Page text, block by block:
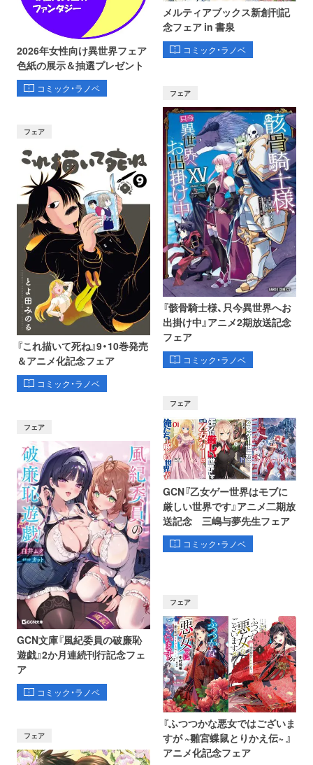
2026年女性向け異世界フェア
色紙の展示＆抽選プレゼント
コミック・ラノベ
メルティアブックス新創刊記
念フェア in 書泉
コミック・ラノベ
フェア
『これ描いて死ね』9・10巻発売
＆アニメ化記念フェア
コミック・ラノベ
フェア
『骸骨騎士様、只今異世界へお
出掛け中』アニメ2期放送記念
フェア
コミック・ラノベ
フェア
GCN文庫『風紀委員の破廉恥
遊戯』2か月連続刊行記念フェ
ア
コミック・ラノベ
フェア
GCN『乙女ゲー世界はモブに
厳しい世界です』アニメ二期放
送記念 三嶋与夢先生フェア
コミック・ラノベ
フェア
フェア
『ふつつかな悪女ではございま
すが ~雛宮蝶鼠とりかえ伝~ 』
アニメ化記念フェア